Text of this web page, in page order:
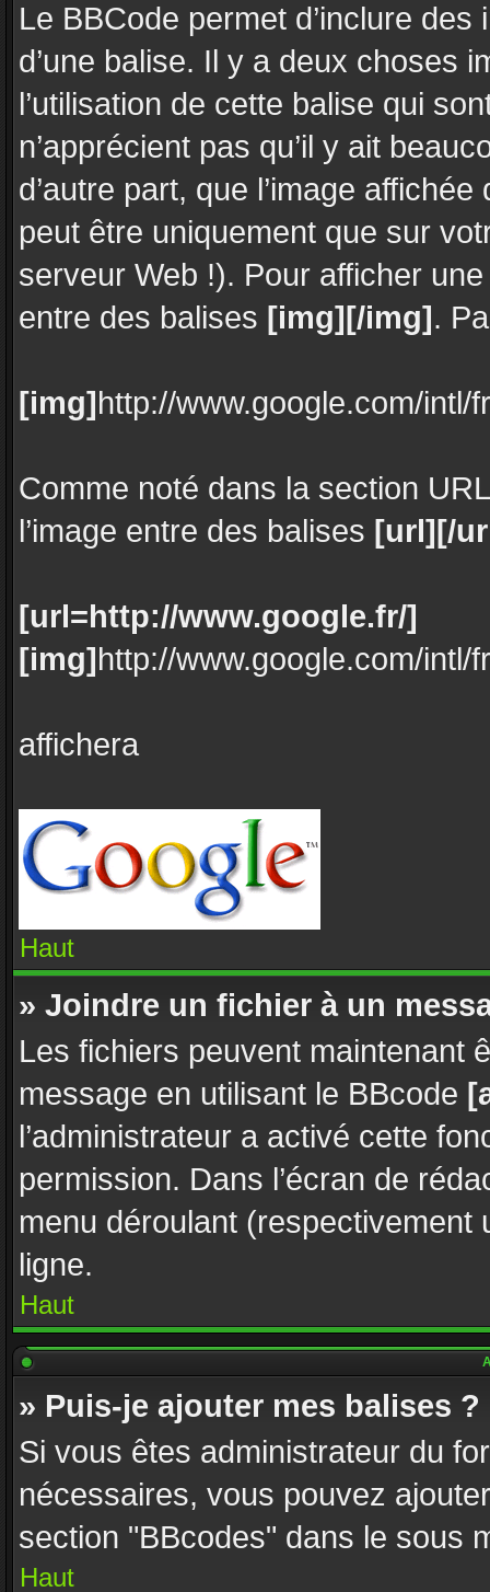
Le BBCode permet d’inclure
d’une balise. Il y a deux choses
l’utilisation de cette balise qui
n’apprécient pas qu’il y ait
d’autre part, que l’image
peut être uniquement que sur
serveur Web !). Pour afficher
entre des balises [img][/img].
[img]http://www.google.com/intl/
Comme noté dans la section
l’image entre des balises [url][/
[url=http://www.google.fr/]
[img]http://www.google.com/intl/
affichera
Haut
» Joindre un fichier à un
Les fichiers peuvent maintenant
message en utilisant le BBcode
l’administrateur a activé cette
permission. Dans l’écran de
menu déroulant
ligne.
Haut
» Puis-je ajouter mes balises ?
Si vous êtes administrateur du
nécessaires, vous pouvez
section "BBcodes" dans le sous
Haut